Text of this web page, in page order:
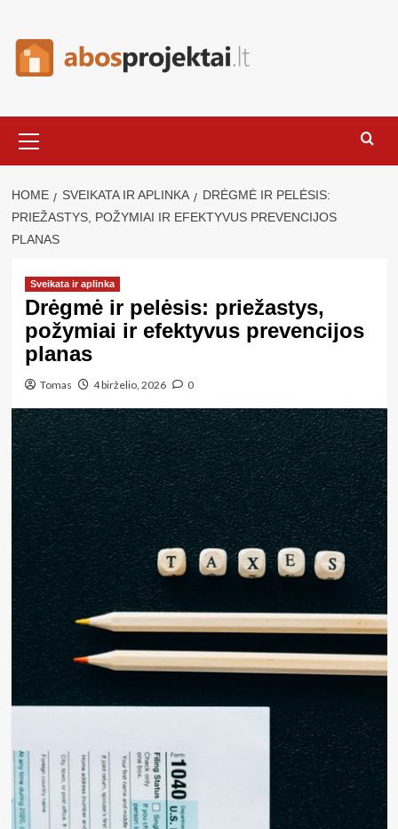
content
Menu
HOME SVEIKATA IR APLINKA
DRĖGMĖ IR PELĖSIS:
PRIEŽASTYS, POŽYMIAI IR EFEKTYVUS PREVENCIJOS
PLANAS
Sveikata ir aplinka
Drėgmė ir pelėsis: priežastys,
požymiai ir efektyvus prevencijos
planas
Tomas 4 birželio, 2026 0